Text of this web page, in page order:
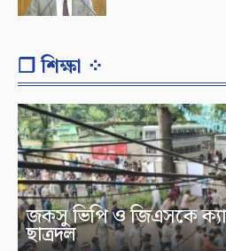
❐ শিক্ষা ⁘
জকসু ভিপি ও জিএসকে
ছাত্রদল